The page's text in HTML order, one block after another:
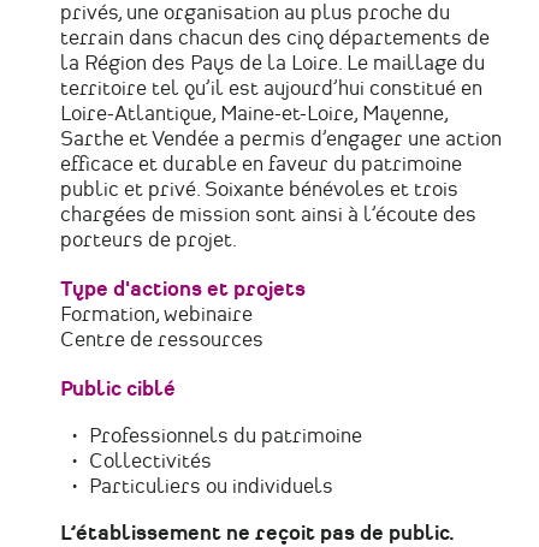
privés, une organisation au plus proche du
terrain dans chacun des cinq départements de
la Région des Pays de la Loire. Le maillage du
territoire tel qu’il est aujourd’hui constitué en
Loire-Atlantique, Maine-et-Loire, Mayenne,
Sarthe et Vendée a permis d’engager une action
efficace et durable en faveur du patrimoine
public et privé. Soixante bénévoles et trois
chargées de mission sont ainsi à l’écoute des
porteurs de projet.
Type d'actions et projets
Formation, webinaire
Centre de ressources
Public ciblé
Professionnels du patrimoine
Collectivités
Particuliers ou individuels
L’établissement ne reçoit pas de public.